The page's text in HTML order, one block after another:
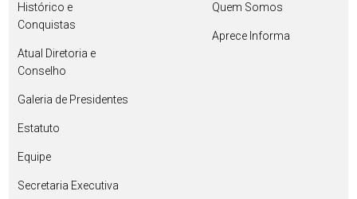
Histórico e
Conquistas
Atual Diretoria e
Conselho
Galeria de Presidentes
Estatuto
Equipe
Secretaria Executiva
Quem Somos
Aprece Informa